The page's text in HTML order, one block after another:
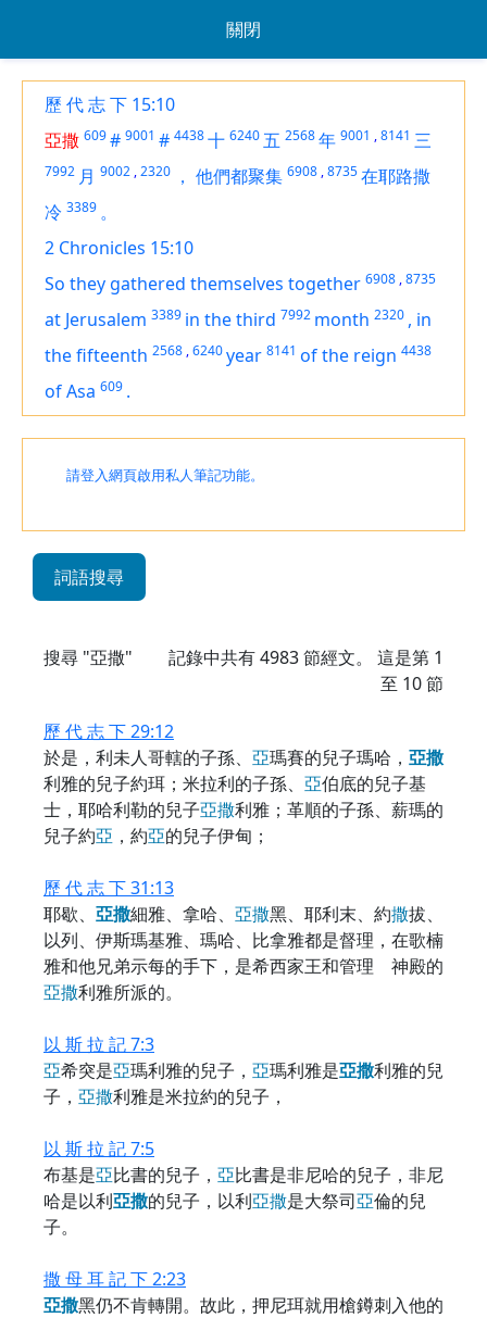
關閉
歷 代 志 下 15:10
亞撒 609# 9001 # 4438十 6240五 2568年 9001 ,8141 三
7992 月 9002 ,2320 ， 他們都聚集 6908 ,8735在耶路撒
冷 3389 。
2 Chronicles 15:10
So they gathered themselves together 6908 ,8735
at Jerusalem 3389 in the third 7992 month 2320 , in
the fifteenth 2568 ,6240year 8141 of the reign 4438
of Asa 609 .
請登入網頁啟用私人筆記功能。
詞語搜尋
搜尋 "亞撒" 記錄中共有4983節經文。 這是第 1
至 10 節
歷 代 志 下 29:12
於是，利未人哥轄的子孫、 亞瑪賽的兒子瑪哈， 亞撒
利雅的兒子約珥；米拉利的子孫、 亞伯底的兒子基
士，耶哈利勒的兒子亞撒利雅；革順的子孫、薪瑪的
兒子約亞 ，約亞的兒子伊甸；
歷 代 志 下 31:13
耶歇、 亞撒細雅、拿哈、 亞撒黑、耶利末、約撒拔、
以列、伊斯瑪基雅、瑪哈、比拿雅都是督理，在歌楠
雅和他兄弟示每的手下，是希西家王和管理 神殿的
亞撒利雅所派的。
以 斯 拉 記 7:3
亞希突是亞瑪利雅的兒子， 亞瑪利雅是亞撒利雅的兒
子， 亞撒利雅是米拉約的兒子，
以 斯 拉 記 7:5
布基是亞比書的兒子， 亞比書是非尼哈的兒子，非尼
哈是以利亞撒的兒子，以利亞撒是大祭司亞倫的兒
子。
撒 母 耳 記 下 2:23
亞撒黑仍不肯轉開。故此，押尼珥就用槍鐏刺入他的